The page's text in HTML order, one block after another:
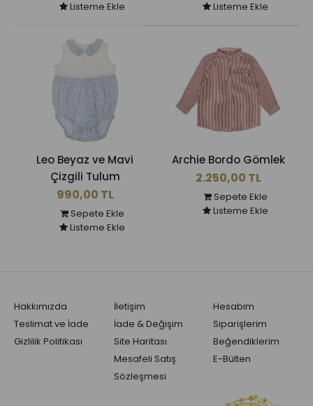
Listeme Ekle
Listeme Ekle
Leo Beyaz ve Mavi
Çizgili Tulum
990,00 TL
Sepete Ekle
Listeme Ekle
Archie Bordo Gömlek
2.250,00 TL
Sepete Ekle
Listeme Ekle
Hakkımızda
Teslimat ve İade
Gizlilik Politikası
İletişim
İade & Değişim
Site Haritası
Mesafeli Satış
Sözleşmesi
Hesabım
Siparişlerim
Beğendiklerim
E-Bülten